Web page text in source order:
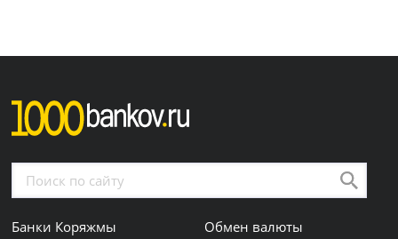
Банки Коряжмы
Обмен валюты